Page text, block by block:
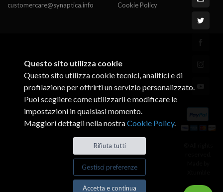
customercare@synaptica.info
Cookie Policy
Questo sito utilizza cookie
Questo sito utilizza cookie tecnici, analitici e di
profilazione per offrirti un servizio personalizzato.
Puoi scegliere come utilizzarli e modificare le
impostazioni in qualsiasi momento.
Maggiori dettagli nella nostraCookie Policy.
Rifiuta tutti
Gestisci preferenze
Accetta e continua